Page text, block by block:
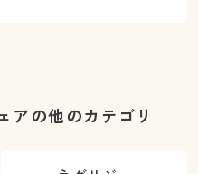
アの他のカテゴリ